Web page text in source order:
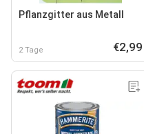
Pflanzgitter aus Metall
2 Tage €2,99